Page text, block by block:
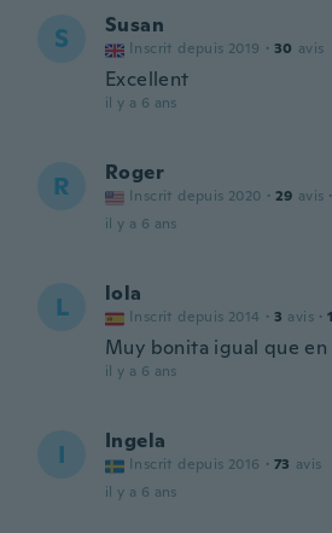
S Susan
Inscrit depuis 2019 · 30 avis
Excellent
il y a 6 ans
R Roger
Inscrit depuis 2020 · 29 avis ·
il y a 6 ans
L lola
Inscrit depuis 2014 · 3 avis · 1
Muy bonita igual que
il y a 6 ans
I Ingela
Inscrit depuis 2016 · 73 avis
il y a 6 ans